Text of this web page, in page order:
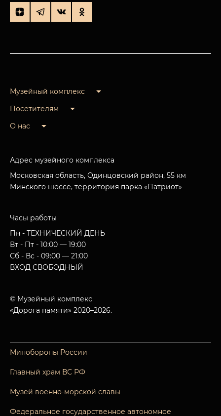
Музейный комплекс
Посетителям
О нас
Адрес музейного комплекса
Московская область, Одинцовский район, 55 км
Минского шоссе, территория парка «Патриот»
Часы работы
Пн - ТЕХНИЧЕСКИЙ ДЕНЬ
Вт - Пт - 10:00 — 19:00
Сб - Вс - 09:00 — 21:00
ВХОД СВОБОДНЫЙ
© Музейный комплекс
«Дорога памяти» 2020–2026.
Минобороны России
Главный храм ВС РФ
Музей военно-морской славы
Федеральное государственное автономное